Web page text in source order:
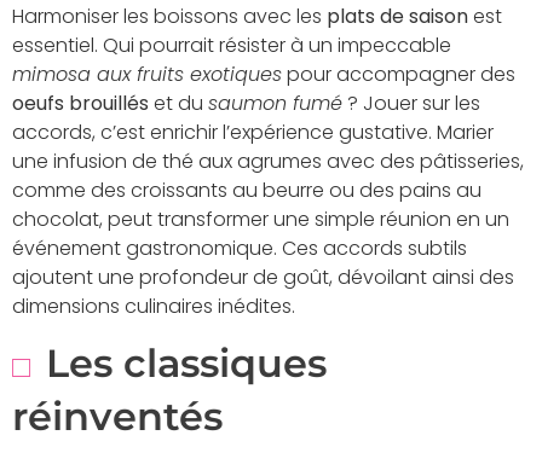
Harmoniser les boissons avec les plats de saisonest
essentiel. Qui pourrait résister à un impeccable
mimosa aux fruits exotiquespour accompagner des
oeufs brouillés et du saumon fumé ? Jouer sur les
accords, c’est enrichir l’expérience gustative. Marier
une infusion de thé aux agrumes avec des pâtisseries,
comme des croissants au beurre ou des pains au
chocolat, peut transformer une simple réunion en un
événement gastronomique. Ces accords subtils
ajoutent une profondeur de goût, dévoilant ainsi des
dimensions culinaires inédites.
Les classiques
réinventés